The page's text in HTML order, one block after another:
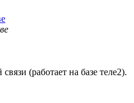
(работает на базе теле2).